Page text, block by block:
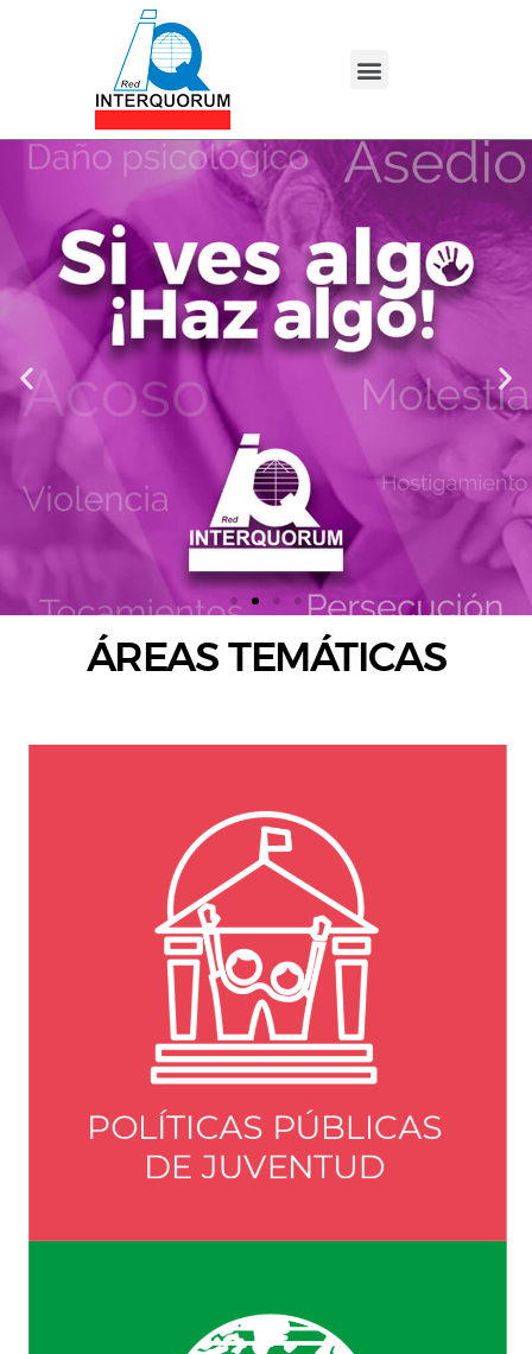
ÁREAS TEMÁTICAS